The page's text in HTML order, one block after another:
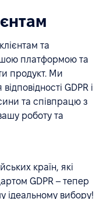
та
платформою та
продукт. Ми
GDPR і
та співпрацю з
роботу та
країн, які
GDPR – тепер
ідеальному вибору!